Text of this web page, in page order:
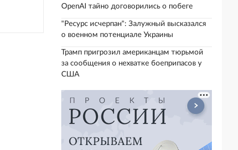
OpenAI тайно договорились о побеге
"Ресурс исчерпан": Залужный высказался
о военном потенциале Украины
Трамп пригрозил американцам тюрьмой
за сообщения о нехватке боеприпасов у
США